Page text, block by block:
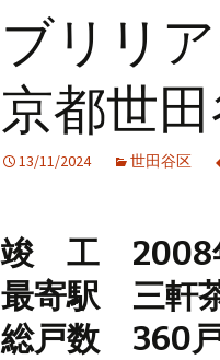
ブリリ
京都世
13/11/2024 世田谷区
竣 工 2008
最寄駅 三軒
総戸数 360